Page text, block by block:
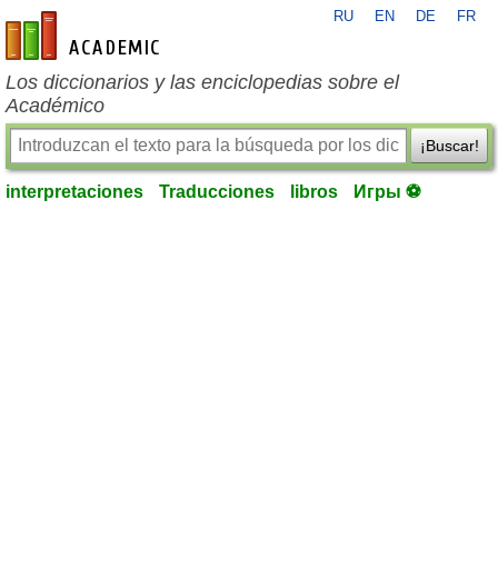
es-academic.com
RU EN DE FR
Los diccionarios y las enciclopedias sobre el
Académico
¡Buscar!
interpretaciones Traducciones libros Игры ⚽